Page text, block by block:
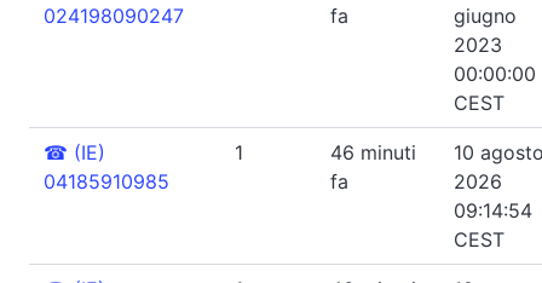
024198090247
fa
giugno
2023
00:00:00
CEST
☎ (IE)
04185910985
1
46 minuti
fa
10
2026
09:14:54
CEST